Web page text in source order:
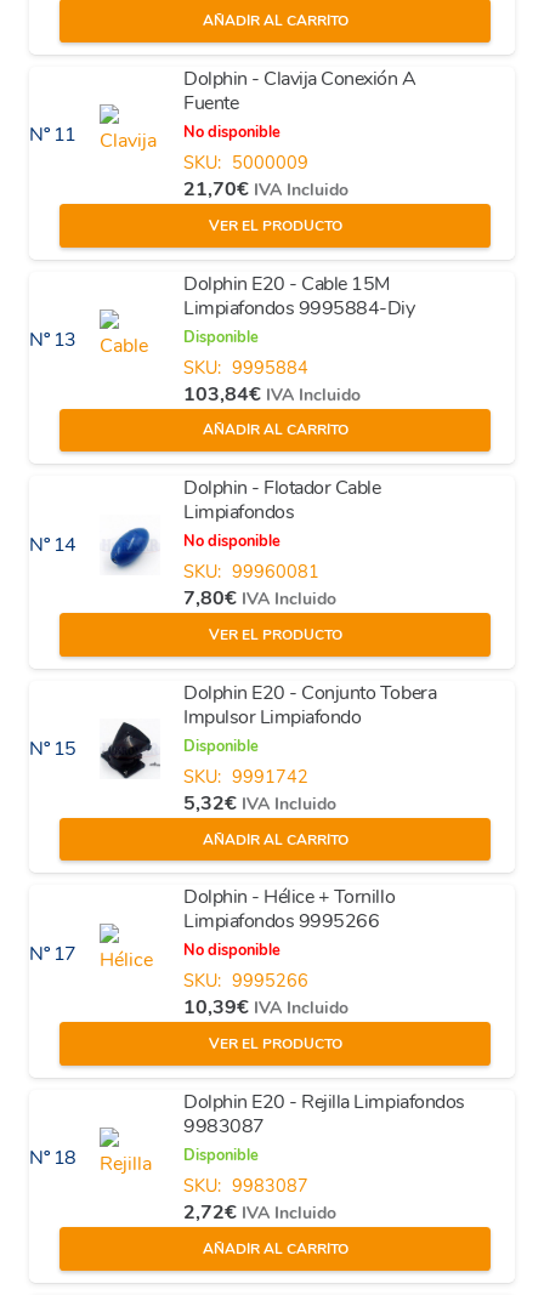
AÑADIR AL CARRITO
Nº 11
Dolphin - Clavija Conexión A
Fuente
No disponible
SKU: 5000009
21,70€ IVA Incluido
VER EL PRODUCTO
Nº 13
Dolphin E20 - Cable 15M
Limpiafondos 9995884-Diy
Disponible
SKU: 9995884
103,84€ IVA Incluido
AÑADIR AL CARRITO
Nº 14
Dolphin - Flotador Cable
Limpiafondos
No disponible
SKU: 99960081
7,80€ IVA Incluido
VER EL PRODUCTO
Nº 15
Dolphin E20 - Conjunto Tobera
Impulsor Limpiafondo
Disponible
SKU: 9991742
5,32€ IVA Incluido
AÑADIR AL CARRITO
Nº 17
Dolphin - Hélice + Tornillo
Limpiafondos 9995266
No disponible
SKU: 9995266
10,39€ IVA Incluido
VER EL PRODUCTO
Nº 18
Dolphin E20 - Rejilla Limpiafondos
9983087
Disponible
SKU: 9983087
2,72€ IVA Incluido
AÑADIR AL CARRITO